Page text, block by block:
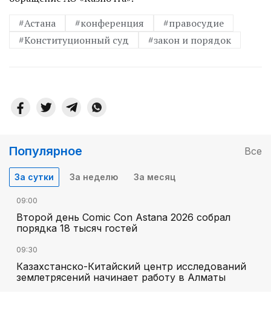
#Астана
#конференция
#правосудие
#Конституционный суд
#закон и порядок
Популярное Все
За сутки За неделю За месяц
09:00
Второй день Comic Con Astana 2026 собрал
порядка 18 тысяч гостей
09:30
Казахстанско-Китайский центр исследований
землетрясений начинает работу в Алматы